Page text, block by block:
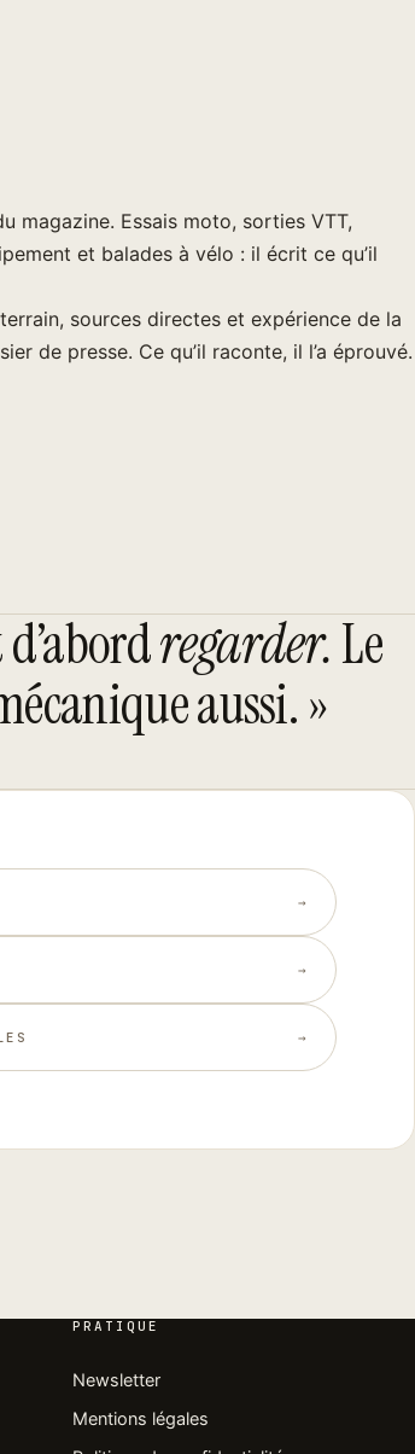
magazine. Essais moto, sorties VTT,
et balades à vélo : il écrit ce qu’il
sources directes et expérience de la
de presse. Ce qu’il raconte, il l’a éprouvé.
regarder.Le
aussi. »
→︎
→︎
→︎
PRATIQUE
Newsletter
Mentions légales